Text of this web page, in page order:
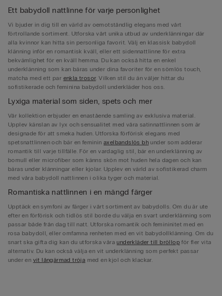
Ett babydoll nattlinne för varje personlighet
Vi bjuder in dig till en värld av oemotståndlig elegans med vårt
förtrollande sortiment. Utforska vårt unika utbud av underklänningar där
alla kvinnor kan hitta sin personliga favorit. Välj en klassisk babydoll
klänning inför en romantisk kväll, eller ett sidennattlinne för extra
bekvämlighet för en kväll hemma. Du kan också hitta en enkel
underklänning som kan bäras under dina favoriter för en sömlös touch,
matcha med ett par enkla trosor. Vilken stil du än väljer hittar du
sofistikerade och feminina babydoll underkläder hos oss.
Lyxiga material som siden, spets och mer
Vår kollektion erbjuder en enastående samling av exklusiva material.
Upplev känslan av lyx och sensualitet med våra satinnattlinnen som är
designade för att smeka huden. Utforska förförisk elegans med
spetsnattlinnen och bär en feminin axelbandslös bh under som adderar
romantik till varje tillfälle. För en vardaglig stil, bär en underklänning av
bomull eller microfiber som känns skön mot huden hela dagen och kan
bäras under klänningar eller kjolar. Upplev en värld av sofistikerad charm
med våra babydoll nattlinnen i olika tyger och material.
Romantiska nattlinnen i en mängd färger
Upptäck en symfoni av färger i vårt sortiment av babydolls. Om du är ute
efter en förförisk och tidlös stil borde du välja en svart underklänning som
passar både från dag till natt. Utforska romantik och femininitet med en
rosa babydoll, eller omfamna renheten med en vit babydollklänning. Om du
snart ska gifta dig kan du utforska våraunderkläder till bröllop för fler vita
alternativ. Du kan också välja en vit underklänning som perfekt passar
under en vit långärmad tröja med en kjol och klackar.